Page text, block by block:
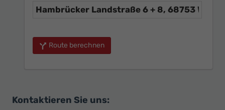
Route berechnen
Kontaktieren Sie uns: